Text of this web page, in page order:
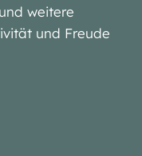
weitere
und Freude